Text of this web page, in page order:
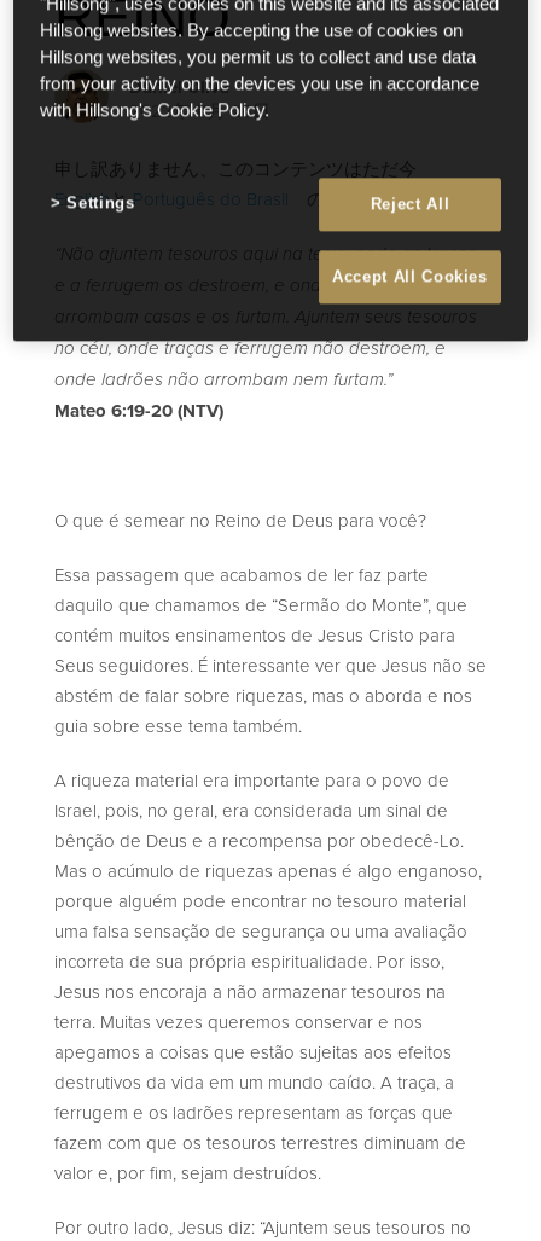
REINO
Daniel Oliva
2022年 11月 26日
申し訳ありません、このコンテンツはただ今
EnglishとPortuguês do Brasil のみです。
“Não ajuntem tesouros aqui na terra, onde as traças
e a ferrugem os destroem, e onde ladrões
arrombam casas e os furtam. Ajuntem seus tesouros
no céu, onde traças e ferrugem não destroem, e
onde ladrões não arrombam nem furtam.”
Mateo 6:19-20 (NTV)
O que é semear no Reino de Deus para você?
Essa passagem que acabamos de ler faz parte
daquilo que chamamos de “Sermão do Monte”, que
contém muitos ensinamentos de Jesus Cristo para
Seus seguidores. É interessante ver que Jesus não se
abstém de falar sobre riquezas, mas o aborda e nos
guia sobre esse tema também.
A riqueza material era importante para o povo de
Israel, pois, no geral, era considerada um sinal de
bênção de Deus e a recompensa por obedecê-Lo.
Mas o acúmulo de riquezas apenas é algo enganoso,
porque alguém pode encontrar no tesouro material
uma falsa sensação de segurança ou uma avaliação
incorreta de sua própria espiritualidade. Por isso,
Jesus nos encoraja a não armazenar tesouros na
terra. Muitas vezes queremos conservar e nos
apegamos a coisas que estão sujeitas aos efeitos
destrutivos da vida em um mundo caído. A traça, a
ferrugem e os ladrões representam as forças que
fazem com que os tesouros terrestres diminuam de
valor e, por fim, sejam destruídos.
Por outro lado, Jesus diz: “Ajuntem seus tesouros no
"Hillsong", uses cookies on this website and its associated
Hillsong websites. By accepting the use of cookies on
Hillsong websites, you permit us to collect and use data
from your activity on the devices you use in accordance
with Hillsong's Cookie Policy.
Reject All
Accept All Cookies
Settings